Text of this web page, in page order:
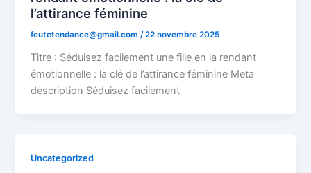
l’attirance féminine
feutetendance@gmail.com/22 novembre 2025
Titre : Séduisez facilement une fille en la rendant
émotionnelle : la clé de l’attirance féminine Meta
description Séduisez facilement
Uncategorized